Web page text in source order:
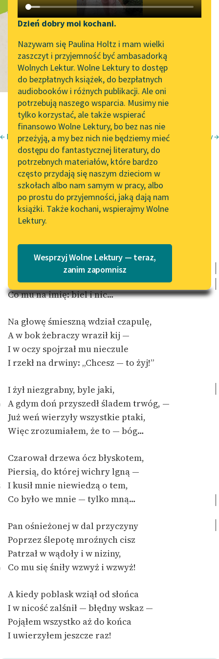
Katalog DAISY
Podkasty o książkach
Zgłoś brak utworu
Aktualności
„Prokurator Alicja Horn”
do słuchania
Byliśmy częścią AI Impact
Lab
Zapraszamy na spotkanie
online z tłumaczkami
literatury skandynawskiej
Spotkanie z Katarzyną
Tunkiel w Oslo
102. lata temu zmarł
Joseph Conrad
Lektury szkolne i klasyka
literatury do słuchania dla
uczennic i uczniów z
E-kolekcja lektur
szkolnych i literatury do
słuchania dla uczennic i
uczniów z
niepełnosprawnościami
Feministyczne inspiracje.
Popularyzacja
skandynawskiej literatury
feministycznej
twórców przechodzących
do domeny publicznej,
lektur szkolnych oraz
Odkurzamy bohaterów
Szkoła Poezji Wolnych
Lektur
Narzędzia
Mapa Wolnych Lektur
Leśmianator
Przewodnik dla piszących i
czytających
API
OAI-PMH
Widget Wolnych Lektur
Przypisy
Katalog w formacie PDF
Kontakt
O projekcie
Dzień dobry moi kochani.
Nazywam się Paulina Holtz i mam wielki
zaszczyt i przyjemność być ambasadorką
Wolnych Lektur. Wolne Lektury to dostęp
do bezpłatnych książek, do bezpłatnych
audiobooków i różnych publikacji. Ale oni
potrzebują naszego wsparcia. Musimy nie
tylko korzystać, ale także wspierać
finansowo Wolne Lektury, bo bez nas nie
przeżyją, a my bez nich nie będziemy mieć
dostępu do fantastycznej literatury, do
potrzebnych materiałów, które bardzo
często przydają się naszym dzieciom w
szkołach albo nam samym w pracy, albo
po prostu do przyjemności, jaką dają nam
książki. Także kochani, wspierajmy Wolne
Lektury.
Wesprzyj Wolne Lektury — teraz,
zanim zapomnisz
śniegu
Pszczoły →
← Dzień skrzydlatyBolesław Leśmian
Napój cienisty
Bałwan ze śniegu
Tam — u samego lasów brzegu,
Gdzie kruk — jedyny pustki widz
Ktoś go ulepił z tego śniegu,
Co mu na imię: biel i nic…
Na głowę śmieszną wdział czapulę,
A w bok żebraczy wraził kij —
I w oczy spojrzał mu nieczule
I rzekł na drwiny: „Chcesz — to żyj!”
I żył niezgrabny, byle jaki,
A gdym doń przyszedł śladem trwóg, —
Już weń wierzyły wszystkie ptaki,
Więc zrozumiałem, że to — bóg…
Czarował drzewa ócz błyskotem,
Piersią, do której wichry lgną —
I kusił mnie niewiedzą o tem,
Co było we mnie — tylko mną…
Pan ośnieżonej w dal przyczyny
Poprzez ślepotę mroźnych cisz
Patrzał w wądoły i w niziny,
Co mu się śniły wzwyż i wzwyż!
A kiedy poblask wziął od słońca
I w nicość zalśnił — błędny wskaz —
Pojąłem wszystko aż do końca
I uwierzyłem jeszcze raz!